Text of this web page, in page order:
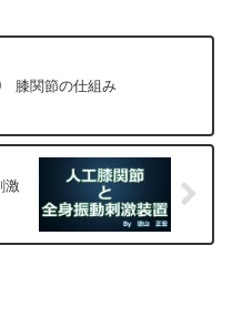
膝関節の仕組み
激